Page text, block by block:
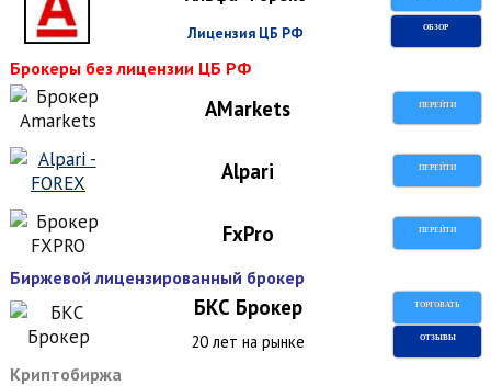
Лицензия ЦБ РФ ОБЗОР
Брокеры без лицензии ЦБ РФ
AMarkets ПЕРЕЙТИ
Alpari ПЕРЕЙТИ
FxPro ПЕРЕЙТИ
Биржевой лицензированный брокер
БКС Брокер ТОРГОВАТЬ
20 лет на рынке ОТЗЫВЫ
Криптобиржа